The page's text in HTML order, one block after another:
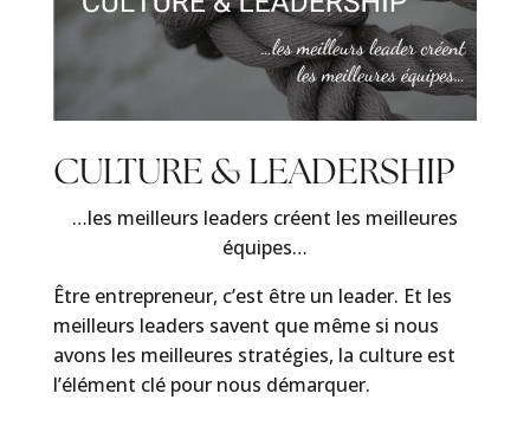
CULTURE & LEADERSHIP
…les meilleurs leaders créent les meilleures
équipes…
Être entrepreneur, c’est être un leader. Et les
meilleurs leaders savent que même si nous
avons les meilleures stratégies, la culture est
l’élément clé pour nous démarquer.